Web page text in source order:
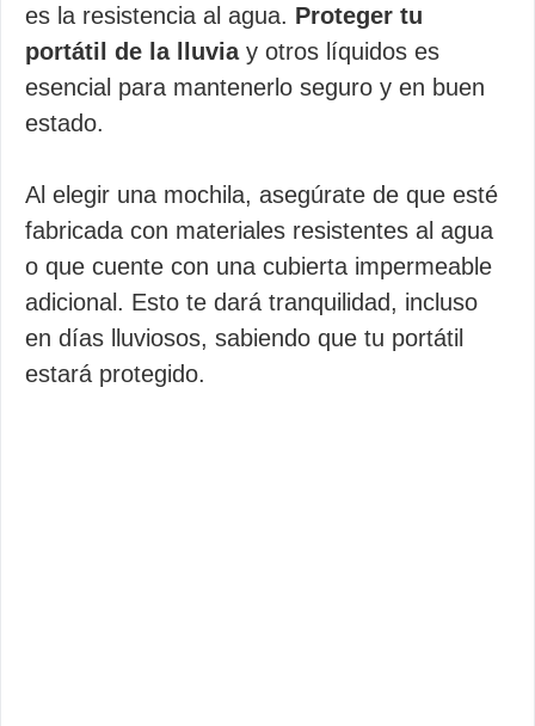
es la resistencia al agua. Proteger tu
portátil de la lluviay otros líquidos es
esencial para mantenerlo seguro y en buen
estado.
Al elegir una mochila, asegúrate de que esté
fabricada con materiales resistentes al agua
o que cuente con una cubierta impermeable
adicional. Esto te dará tranquilidad, incluso
en días lluviosos, sabiendo que tu portátil
estará protegido.